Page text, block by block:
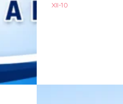
XII-10